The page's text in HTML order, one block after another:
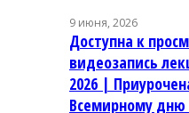
9 июня, 2026
Доступна к
видеозапись
2026 |
Всемирному дню